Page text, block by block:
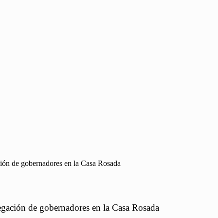
de gobernadores en la Casa Rosada
de gobernadores en la Casa Rosada